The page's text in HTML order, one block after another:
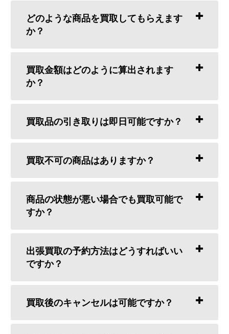
どのような商品を買取してもらえます
か？
買取金額はどのように算出されます
か？
買取品の引き取りは即日可能ですか？
買取不可の商品はありますか？
商品の状態が悪い場合でも買取可能で
すか？
出張買取の予約方法はどうすればいい
ですか？
買取後のキャンセルは可能ですか？